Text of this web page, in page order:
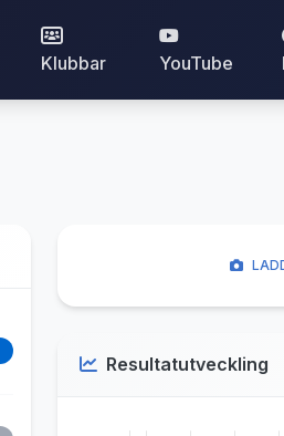
Klubbar YouTube
Resultatutveckling